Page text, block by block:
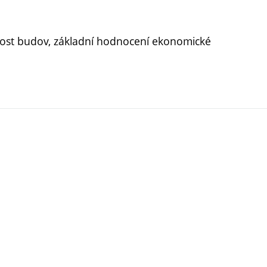
budov, základní hodnocení ekonomické